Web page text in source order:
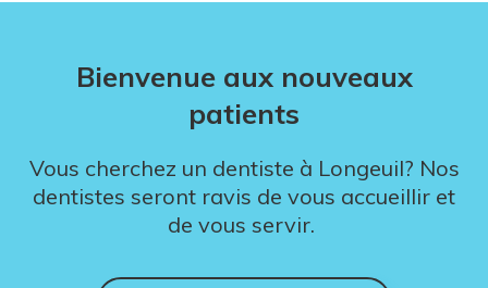
Bienvenue aux nouveaux
patients
Vous cherchez un dentiste à Longeuil? Nos
dentistes seront ravis de vous accueillir et
de vous servir.